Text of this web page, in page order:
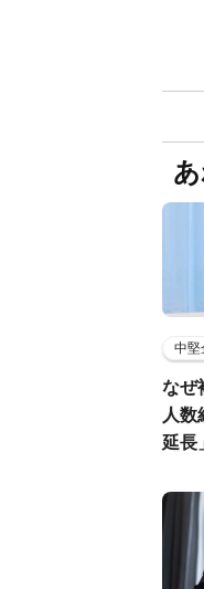
中堅
なぜ
人数
延長